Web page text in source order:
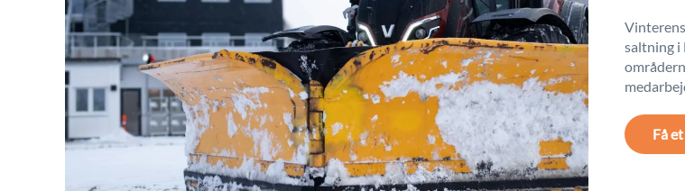
saltning i
Få